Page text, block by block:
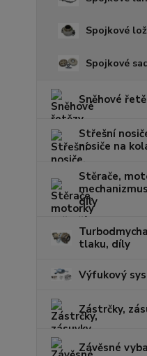
Spojkové
Spojkové
Sněhové
Střešní
nosiče na
Stěrače,
díly
tlaku, díly
Výfukový
Zástrčky,
Závěsné